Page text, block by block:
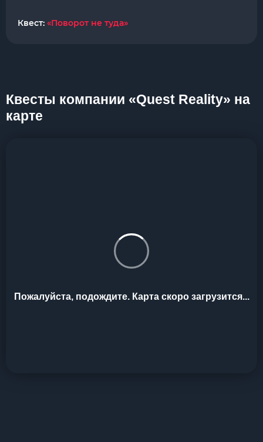
Квест: «Поворот не туда»
Квесты компании «Quest Reality» на
карте
Пожалуйста, подождите. Карта скоро загрузится...